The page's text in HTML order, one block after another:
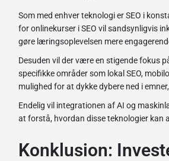
Som med enhver teknologi er SEO i
for onlinekurser i SEO vil sandsynligvis
gøre læringsoplevelsen mere
Desuden vil der være en stigende fokus
specifikke områder som lokal SEO,
mulighed for at dykke dybere ned i
Endelig vil integrationen af AI og
at forstå, hvordan disse teknologier kan
Konklusion: